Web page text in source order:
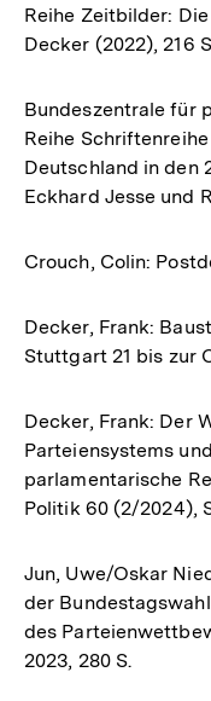
Reihe Zeitbilder:
Decker (2022), 216
Bundeszentrale für
Reihe
Deutschland in den
Eckhard Jesse und
Crouch, Colin:
Decker, Frank:
Stuttgart 21 bis zur
Decker, Frank: Der
Parteiensystems
parlamentarische
Politik 60 (2/2024),
Jun, Uwe/Oskar
der
des
2023, 280 S.